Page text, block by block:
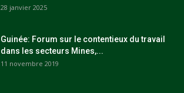
28 janvier 2025
Guinée: Forum sur le contentieux du travail
dans les secteurs Mines,...
11 novembre 2019